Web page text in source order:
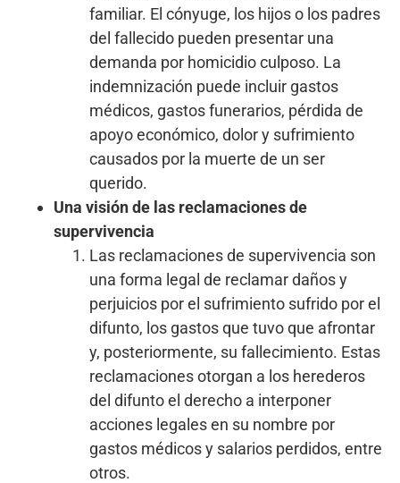
familiar. El cónyuge, los hijos o los padres
del fallecido pueden presentar una
demanda por homicidio culposo. La
indemnización puede incluir gastos
médicos, gastos funerarios, pérdida de
apoyo económico, dolor y sufrimiento
causados ​​por la muerte de un ser
querido.
Una visión de las reclamaciones de
supervivencia
Las reclamaciones de supervivencia son
una forma legal de reclamar daños y
perjuicios por el sufrimiento sufrido por el
difunto, los gastos que tuvo que afrontar
y, posteriormente, su fallecimiento. Estas
reclamaciones otorgan a los herederos
del difunto el derecho a interponer
acciones legales en su nombre por
gastos médicos y salarios perdidos, entre
otros.